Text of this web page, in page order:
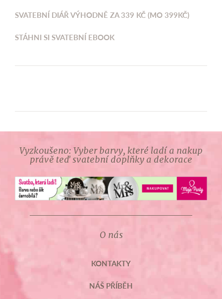
SVATEBNÍ DIÁŘ VÝHODNĚ ZA 339 KČ (MO 399KČ)
STÁHNI SI SVATEBNÍ EBOOK
Vyzkoušeno: Vyber barvy, které ladí a nakup
právě teď svatební doplňky a dekorace
O nás
KONTAKTY
NÁŠ PŘÍBĚH